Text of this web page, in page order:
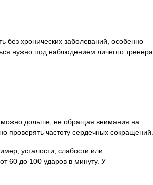
без хронических заболеваний, особенно
нужно под наблюдением личного тренера,
можно дольше, не обращая внимания на
проверять частоту сердечных сокращений.
усталости, слабости или
60 до 100 ударов в минуту. У